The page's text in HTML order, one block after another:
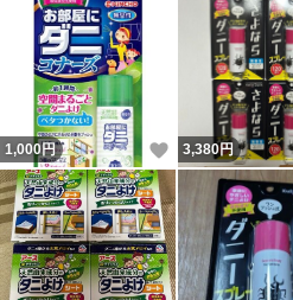
1,000円 いいね！
3,380円